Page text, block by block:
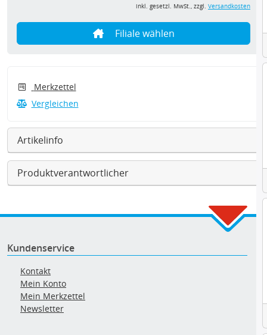
inkl. gesetzl. MwSt., zzgl. Versandkosten
Filiale wählen
Merkzettel
Vergleichen
Artikelinfo
Produktverantwortlicher
Kundenservice
Kontakt
Mein Konto
Mein Merkzettel
Newsletter